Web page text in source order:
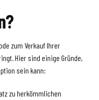
zum Verkauf Ihrer
Hier sind einige Gründe,
sein kann:
zu herkömmlichen